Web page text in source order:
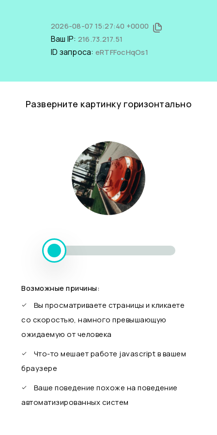
2026-08-07 15:27:40 +0000
Ваш IP: 216.73.217.51
ID запроса: eRTFFocHqOs1
Разверните картинку горизонтально
Возможные причины:
Вы просматриваете страницы и кликаете
со скоростью, намного превышающую
ожидаемую от человека
Что-то мешает работе javascript в вашем
браузере
Ваше поведение похоже на поведение
автоматизированных систем